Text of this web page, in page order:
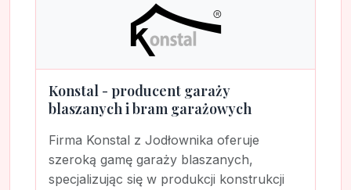
Konstal - producent garaży
blaszanych i bram garażowych
Firma Konstal z Jodłownika oferuje
szeroką gamę garaży blaszanych,
specjalizując się w produkcji konstrukcji